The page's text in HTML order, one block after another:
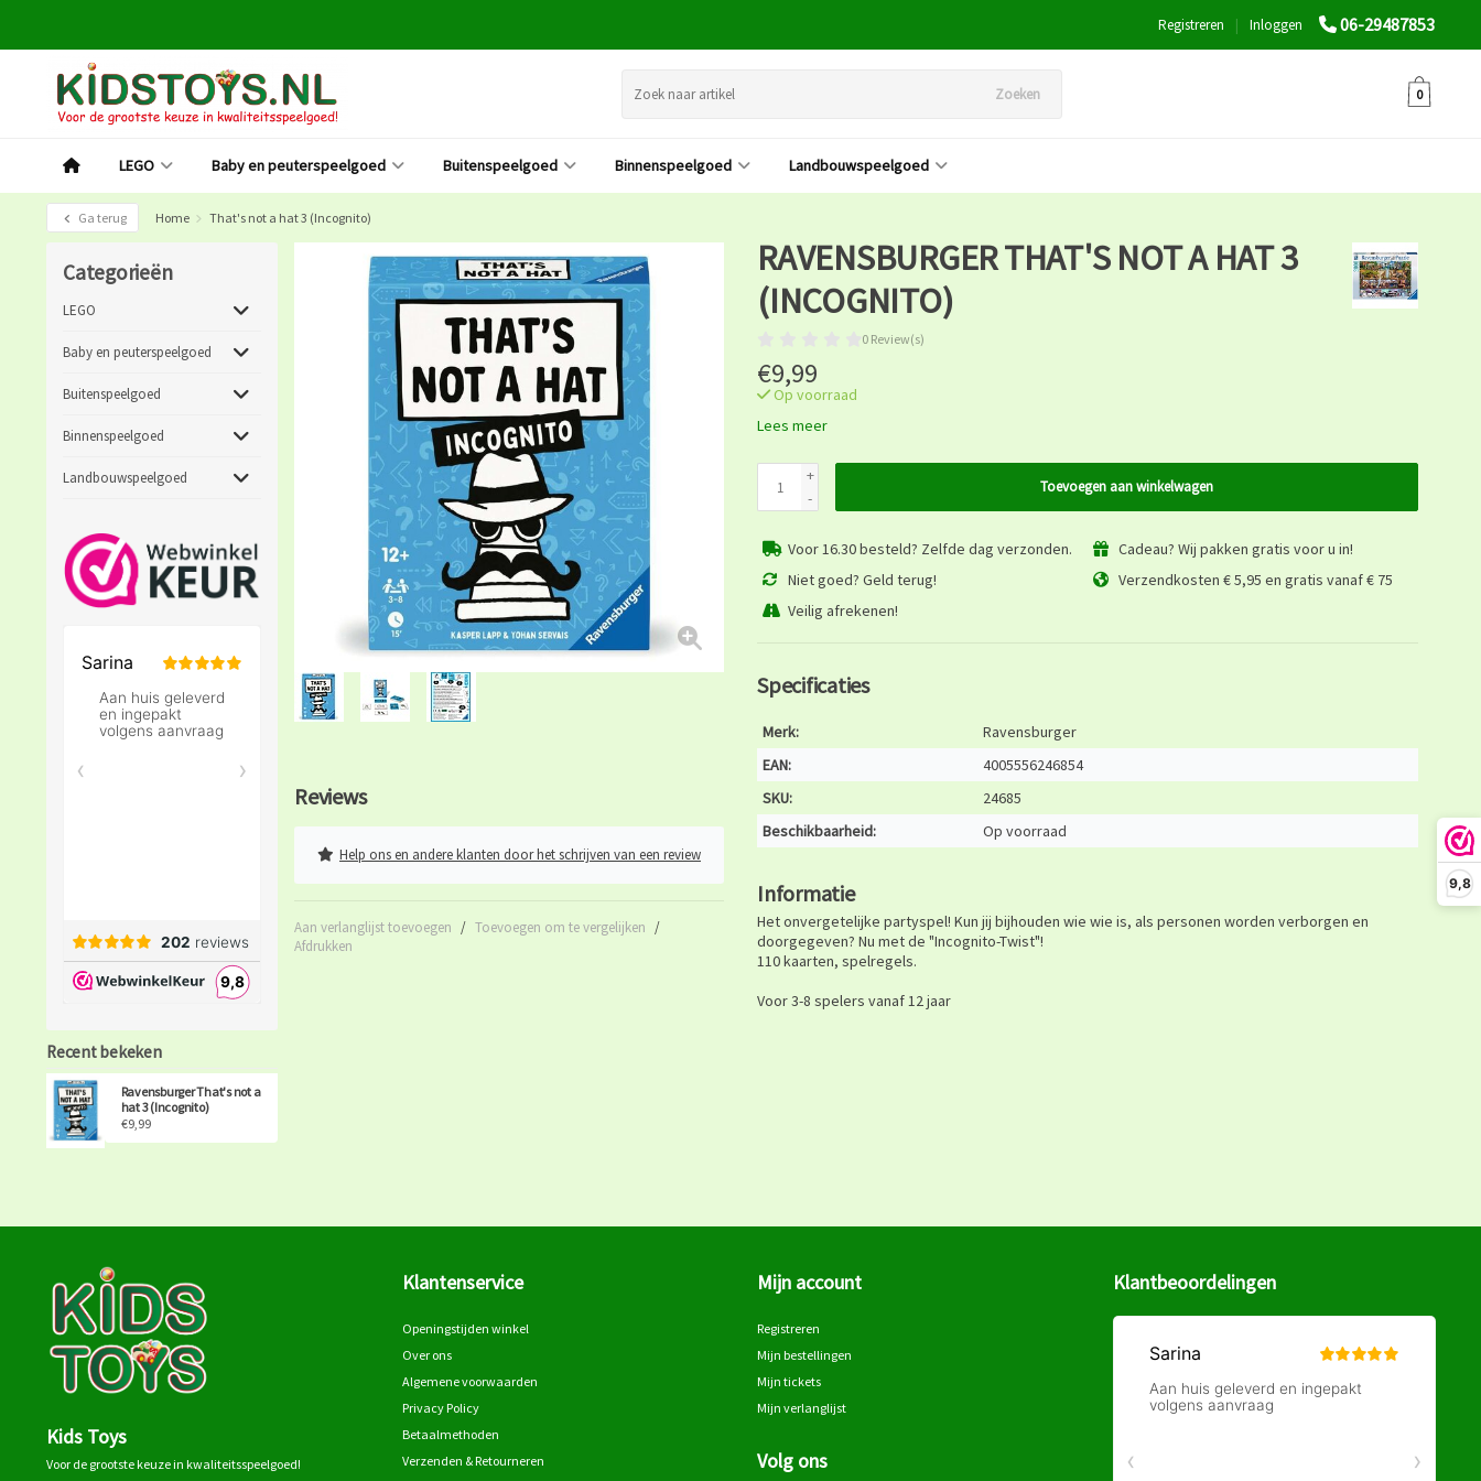
9,8
06-29487853
Inloggen
|
Registreren
Zoeken 0
LEGO Baby en peuterspeelgoed Buitenspeelgoed Binnenspeelgoed Landbouwspeelgoed
Ga terug Home That's not a hat 3 (Incognito)
Categorieën
LEGO
Baby en peuterspeelgoed
Buitenspeelgoed
Binnenspeelgoed
Landbouwspeelgoed
Recent bekeken
Ravensburger That's not a
hat 3 (Incognito)
€9,99
Reviews
Help ons en andere klanten door het schrijven van een review
Aan verlanglijst toevoegen / Toevoegen om te vergelijken /
Afdrukken
RAVENSBURGER THAT'S NOT A HAT 3
(INCOGNITO)
0 Review(s)
€9,99
Op voorraad
Lees meer
+
-
Toevoegen aan winkelwagen
Voor 16.30 besteld? Zelfde dag verzonden.
Cadeau? Wij pakken gratis voor u in!
Niet goed? Geld terug!
Verzendkosten € 5,95 en gratis vanaf € 75
Veilig afrekenen!
Specificaties
Merk:
Ravensburger
EAN:
4005556246854
SKU:
24685
Beschikbaarheid:
Op voorraad
Informatie
Het onvergetelijke partyspel! Kun jij bijhouden wie wie is, als personen worden verborgen en
doorgegeven? Nu met de "Incognito-Twist"!
110 kaarten, spelregels.
Voor 3-8 spelers vanaf 12 jaar
Kids Toys
Voor de grootste keuze in kwaliteitsspeelgoed!
Klantenservice
Openingstijden winkel
Over ons
Algemene voorwaarden
Privacy Policy
Betaalmethoden
Verzenden & Retourneren
Mijn account
Registreren
Mijn bestellingen
Mijn tickets
Mijn verlanglijst
Volg ons
Klantbeoordelingen